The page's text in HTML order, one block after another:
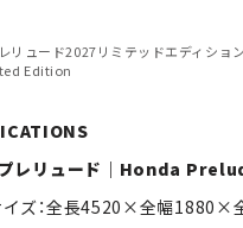
レリュード2027リミテッドエディシ
Edition
プレリュード｜Honda
イズ：全長4520×全幅1880×